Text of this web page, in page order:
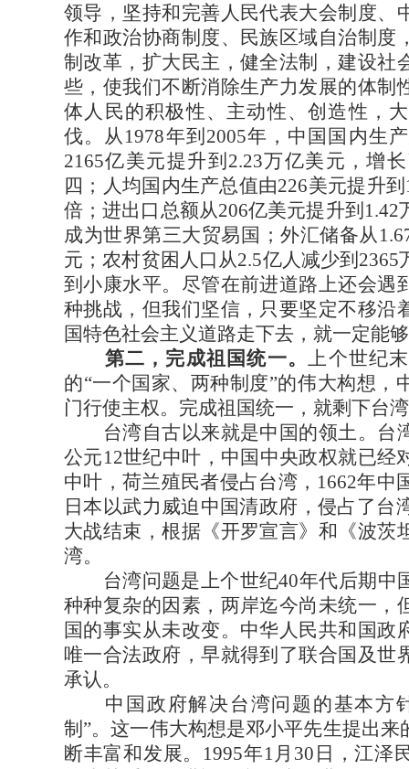
领导，坚持和完善人民代表大会制度、
作和政治协商制度、民族区域自治制度
制改革，扩大民主，健全法制，建设社
些，使我们不断消除生产力发展的体制
体人民的积极性、主动性、创造性，
伐。从1978年到2005年，中国国内生
2165亿美元提升到2.23万亿美元，增
四；人均国内生产总值由226美元提升
倍；进出口总额从206亿美元提升到1.42
成为世界第三大贸易国；外汇储备从
元；农村贫困人口从2.5亿人减少到
到小康水平。尽管在前进道路上还会遇
种挑战，但我们坚信，只要坚定不移沿
国特色社会主义道路走下去，就一定能
第二，完成祖国统一。上个世纪
的“一个国家、两种制度”的伟大构想，
门行使主权。完成祖国统一，就剩下台
台湾自古以来就是中国的领土。台
公元12世纪中叶，中国中央政权就已经
中叶，荷兰殖民者侵占台湾，1662年中
日本以武力威迫中国清政府，侵占了台
大战结束，根据《开罗宣言》和《波茨
湾。
台湾问题是上个世纪40年代后期中
种种复杂的因素，两岸迄今尚未统一，
国的事实从未改变。中华人民共和国政
唯一合法政府，早就得到了联合国及世
承认。
中国政府解决台湾问题的基本方
制”。这一伟大构想是邓小平先生提出
断丰富和发展。1995年1月30日，江泽